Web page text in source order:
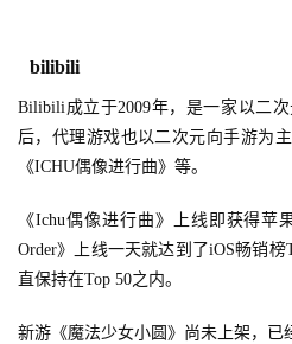
bilibili
Bilibili成立于2009年，是一家以二
后，代理游戏也以二次元向手游为主
《ICHU偶像进行曲》等。
《Ichu偶像进行曲》上线即获得苹
Order》上线一天就达到了iOS畅销
直保持在Top 50之内。
新游《魔法少女小圆》尚未上架，已